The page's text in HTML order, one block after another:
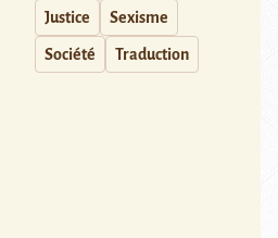
Justice Sexisme
Société Traduction